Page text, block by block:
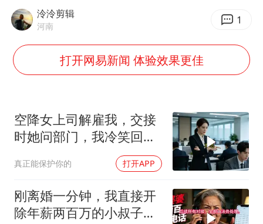
38岁演员求职万岁山NPC成功
胡彦斌获《歌手2026》歌王
胡彦斌韩磊 谁帮谁
“今天得有40℃了吧 为啥还不预警”
夯实基础开新局
泠泠剪辑
河南 1
打开网易新闻 体验效果更佳
空降女上司解雇我，交接
时她问部门，我冷笑回
真正能保护你的 打开APP
刚离婚一分钟，我直接开
除年薪两百万的小叔子，